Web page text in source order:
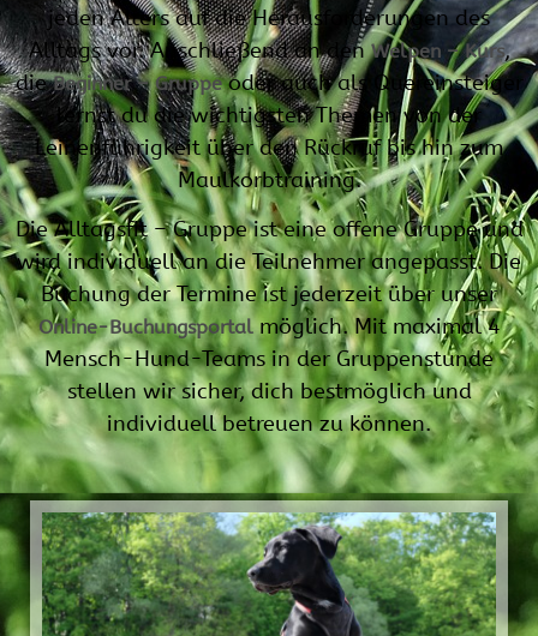
jeden Alters auf die Herausforderungen des
Alltags vor. Anschließend an denWelpen – Kurs,
dieBeginner – Gruppeoder auch als Quereinsteiger
lernst du die wichtigsten Themen von der
Leinenführigkeit über den Rückruf bis hin zum
Maulkorbtraining.
Die Alltagsfit – Gruppe ist eine offene Gruppe und
wird individuell an die Teilnehmer angepasst. Die
Buchung der Termine ist jederzeit über unser
Online-Buchungsportalmöglich. Mit maximal 4
Mensch-Hund-Teams in der Gruppenstunde
stellen wir sicher, dich bestmöglich und
individuell betreuen zu können.